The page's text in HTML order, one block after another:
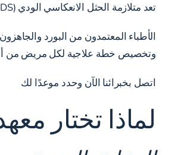
تعد متلازمة الحثل الانعكاسي الودي (RSDS)، والمعروفة أيضًا باسم متلازمة الألم الناحي المعقد، اضطرابًا نادرًا في الجهاز العصبي الودي يتميز بألم مزمن و�ديد.*
الأطباء المعتمدون من البورد
وتخصيص خطة علاجية لكل مريض من
اتصل بخبرائنا الآن وحدد موعدًا لك
لماذا تختار